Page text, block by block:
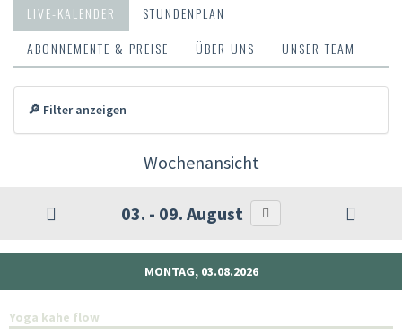
LIVE-KALENDER
STUNDENPLAN
ABONNEMENTE & PREISE
ÜBER UNS UNSER TEAM
🔎 Filter anzeigen
Wochenansicht
03. - 09. August
MONTAG, 03.08.2026
Yoga kahe flow